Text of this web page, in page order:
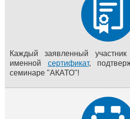
Каждый заявленный
именной сертификат,
семинаре "АКАТО"!